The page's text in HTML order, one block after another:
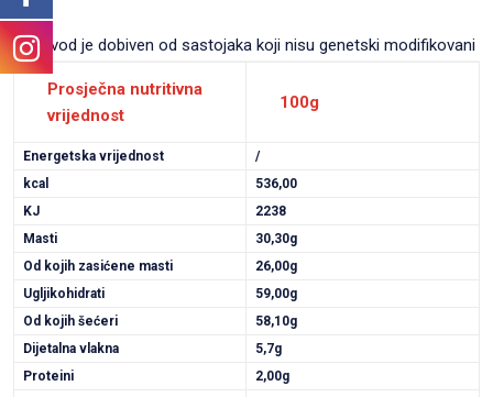
Proizvod je dobiven od sastojaka koji nisu genetski modifikovani
Prosječna nutritivna
vrijednost
100g
Energetska vrijednost
/
kcal
536,00
KJ
2238
Masti
30,30g
Od kojih zasićene masti
26,00g
Ugljikohidrati
59,00g
Od kojih šećeri
58,10g
Dijetalna vlakna
5,7g
Proteini
2,00g